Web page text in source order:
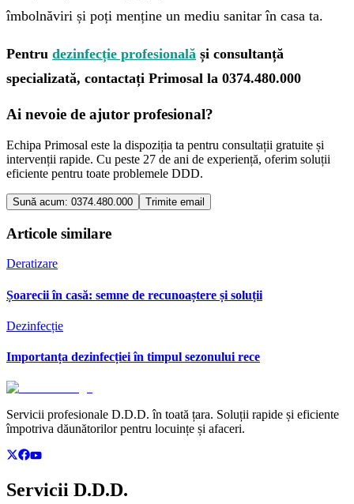
îmbolnăviri și poți menține un mediu sanitar în casa ta.
Pentru dezinfecție profesională și consultanță
specializată, contactați Primosal la 0374.480.000
Ai nevoie de ajutor profesional?
Echipa Primosal este la dispoziția ta pentru consultații gratuite și
intervenții rapide. Cu peste 27 de ani de experiență, oferim soluții
eficiente pentru toate problemele DDD.
Sună acum: 0374.480.000 Trimite email
Articole similare
Deratizare
Șoarecii în casă: semne de recunoaștere și soluții
Dezinfecție
Importanța dezinfecției în timpul sezonului rece
Servicii profesionale D.D.D. în toată țara. Soluții rapide și eficiente
împotriva dăunătorilor pentru locuințe și afaceri.
Servicii D.D.D.